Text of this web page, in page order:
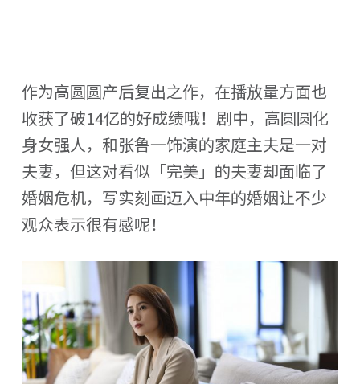
作为高圆圆产后复出之作，在播放量方面也
收获了破14亿的好成绩哦！剧中，高圆圆化
身女强人，和张鲁一饰演的家庭主夫是一对
夫妻，但这对看似「完美」的夫妻却面临了
婚姻危机，写实刻画迈入中年的婚姻让不少
观众表示很有感呢！